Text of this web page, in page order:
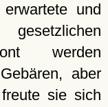
und
werden
aber
sie sich